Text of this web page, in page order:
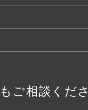
ご相談くだ